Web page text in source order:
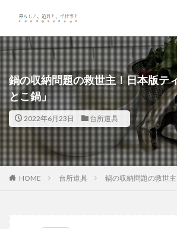
鍋の収納問題の救世主！日本版テ
とこ鍋」
2022年6月23日 台所道具
HOME 台所道具 鍋の収納問題の救世
カテゴリー
検索